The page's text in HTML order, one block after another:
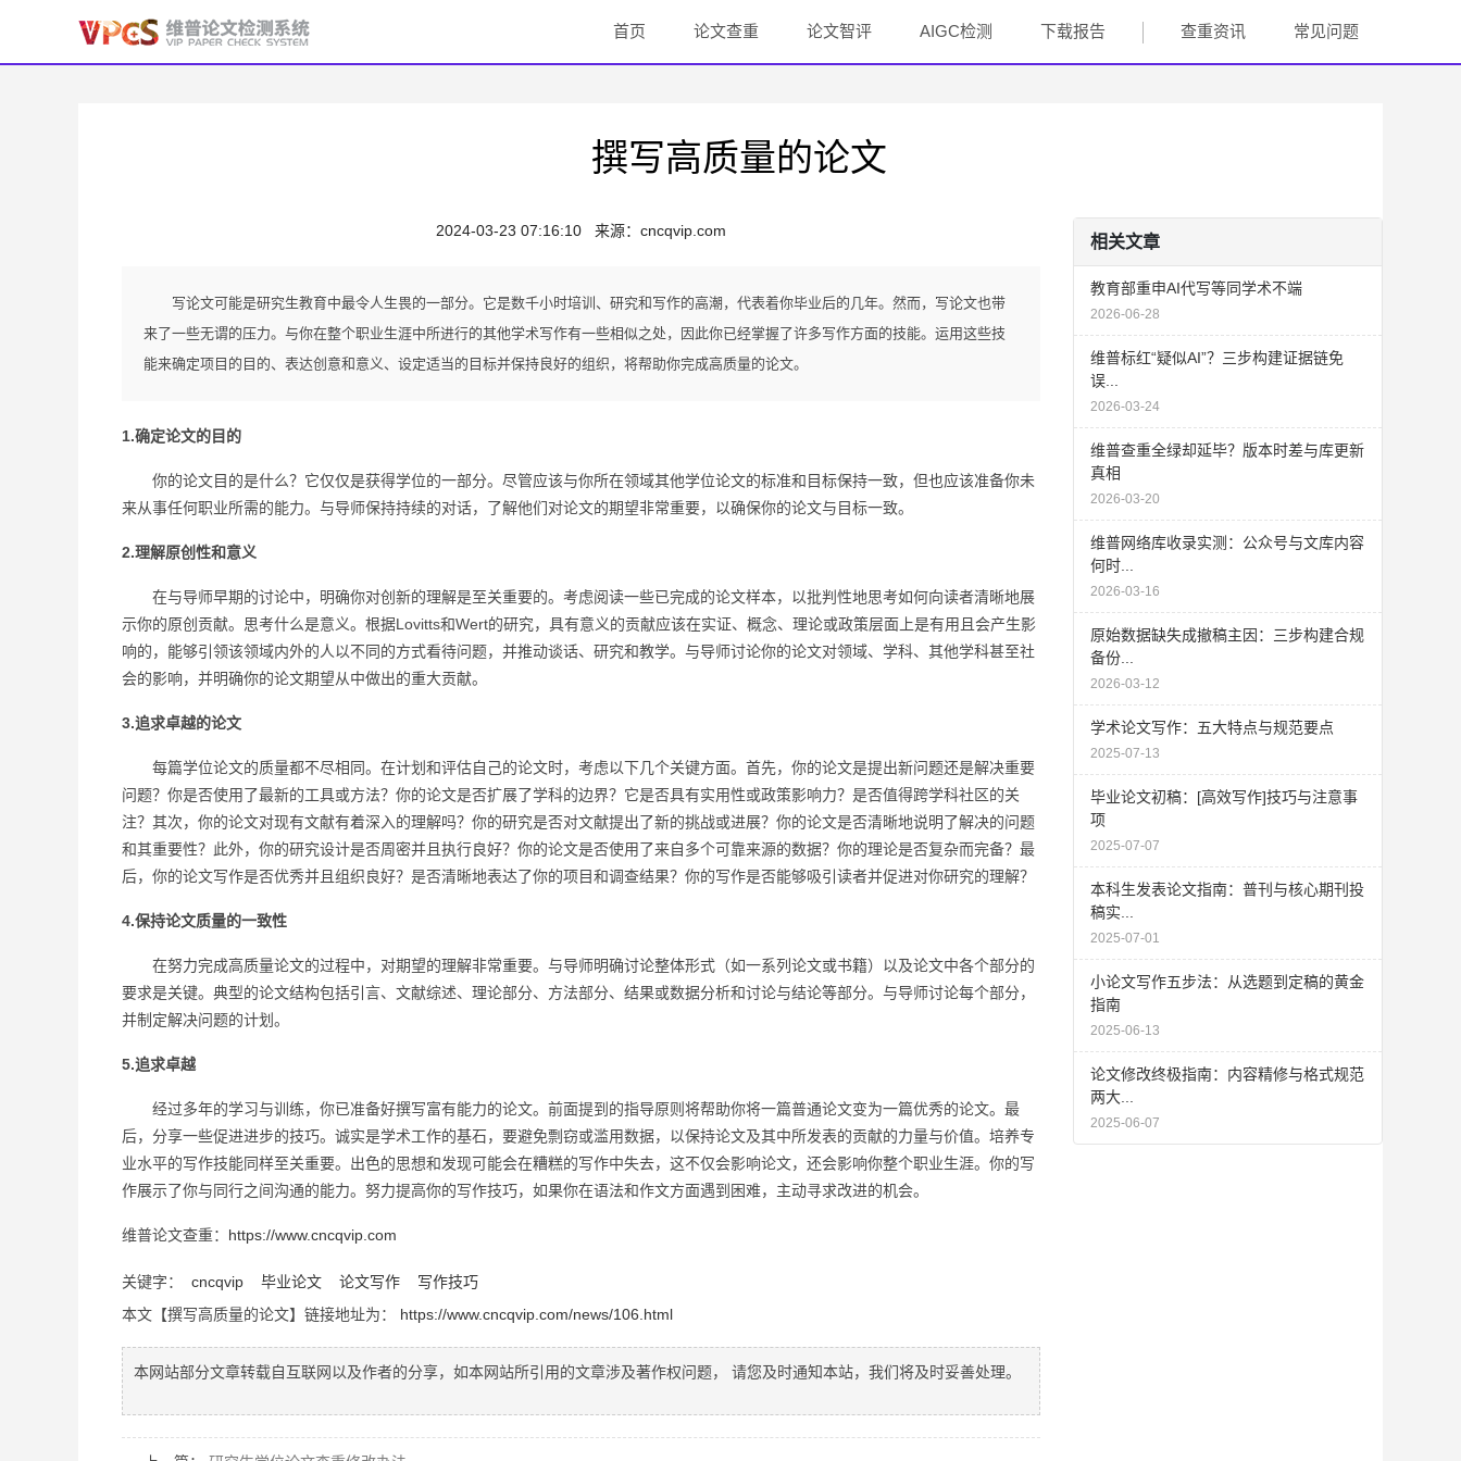
首页 论文查重 论文智评 AIGC检测 下载报告 查重资讯 常见问题
撰写高质量的论文
2024-03-23 07:16:10 来源： cncqvip.com
写论文可能是研究生教育中最令人生畏的一部分。它是数千小时培训、研究和写作的高潮，代表着你毕业后的几年。然而，写论文也带
来了一些无谓的压力。与你在整个职业生涯中所进行的其他学术写作有一些相似之处，因此你已经掌握了许多写作方面的技能。运用这些技
能来确定项目的目的、表达创意和意义、设定适当的目标并保持良好的组织，将帮助你完成高质量的论文。
1.确定论文的目的
你的论文目的是什么？它仅仅是获得学位的一部分。尽管应该与你所在领域其他学位论文的标准和目标保持一致，但也应该准备你未
来从事任何职业所需的能力。与导师保持持续的对话，了解他们对论文的期望非常重要，以确保你的论文与目标一致。
2.理解原创性和意义
在与导师早期的讨论中，明确你对创新的理解是至关重要的。考虑阅读一些已完成的论文样本，以批判性地思考如何向读者清晰地展
示你的原创贡献。思考什么是意义。根据Lovitts和Wert的研究，具有意义的贡献应该在实证、概念、理论或政策层面上是有用且会产生影
响的，能够引领该领域内外的人以不同的方式看待问题，并推动谈话、研究和教学。与导师讨论你的论文对领域、学科、其他学科甚至社
会的影响，并明确你的论文期望从中做出的重大贡献。
3.追求卓越的论文
每篇学位论文的质量都不尽相同。在计划和评估自己的论文时，考虑以下几个关键方面。首先，你的论文是提出新问题还是解决重要
问题？你是否使用了最新的工具或方法？你的论文是否扩展了学科的边界？它是否具有实用性或政策影响力？是否值得跨学科社区的关
注？其次，你的论文对现有文献有着深入的理解吗？你的研究是否对文献提出了新的挑战或进展？你的论文是否清晰地说明了解决的问题
和其重要性？此外，你的研究设计是否周密并且执行良好？你的论文是否使用了来自多个可靠来源的数据？你的理论是否复杂而完备？最
后，你的论文写作是否优秀并且组织良好？是否清晰地表达了你的项目和调查结果？你的写作是否能够吸引读者并促进对你研究的理解？
4.保持论文质量的一致性
在努力完成高质量论文的过程中，对期望的理解非常重要。与导师明确讨论整体形式（如一系列论文或书籍）以及论文中各个部分的
要求是关键。典型的论文结构包括引言、文献综述、理论部分、方法部分、结果或数据分析和讨论与结论等部分。与导师讨论每个部分，
并制定解决问题的计划。
5.追求卓越
经过多年的学习与训练，你已准备好撰写富有能力的论文。前面提到的指导原则将帮助你将一篇普通论文变为一篇优秀的论文。最
后，分享一些促进进步的技巧。诚实是学术工作的基石，要避免剽窃或滥用数据，以保持论文及其中所发表的贡献的力量与价值。培养专
业水平的写作技能同样至关重要。出色的思想和发现可能会在糟糕的写作中失去，这不仅会影响论文，还会影响你整个职业生涯。你的写
作展示了你与同行之间沟通的能力。努力提高你的写作技巧，如果你在语法和作文方面遇到困难，主动寻求改进的机会。
维普论文查重： https://www.cncqvip.com
关键字： cncqvip 毕业论文 论文写作
写作技巧
本文【撰写高质量的论文】链接地址为： https://www.cncqvip.com/news/106.html
本网站部分文章转载自互联网以及作者的分享，如本网站所引用的文章涉及著作权问题， 请您及时通知本站，我们将及时妥善处理。
相关文章
教育部重申AI代写等同学术不端
2026-06-28
维普标红“疑似AI”？三步构建证据链免
误...
2026-03-24
维普查重全绿却延毕？版本时差与库更新
真相
2026-03-20
维普网络库收录实测：公众号与文库内容
何时...
2026-03-16
原始数据缺失成撤稿主因：三步构建合规
备份...
2026-03-12
学术论文写作：五大特点与规范要点
2025-07-13
毕业论文初稿：[高效写作]技巧与注意事
项
2025-07-07
本科生发表论文指南：普刊与核心期刊投
稿实...
2025-07-01
小论文写作五步法：从选题到定稿的黄金
指南
2025-06-13
论文修改终极指南：内容精修与格式规范
两大...
2025-06-07